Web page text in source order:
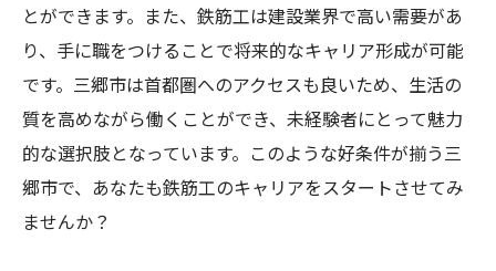
未経験からプロへ成長するためのサポート
プロへの道を切り開くための心構え
とができます。また、鉄筋工は建設業界で高い需要があ
り、手に職をつけることで将来的なキャリア形成が可能
です。三郷市は首都圏へのアクセスも良いため、生活の
質を高めながら働くことができ、未経験者にとって魅力
的な選択肢となっています。このような好条件が揃う三
郷市で、あなたも鉄筋工のキャリアをスタートさせてみ
ませんか？